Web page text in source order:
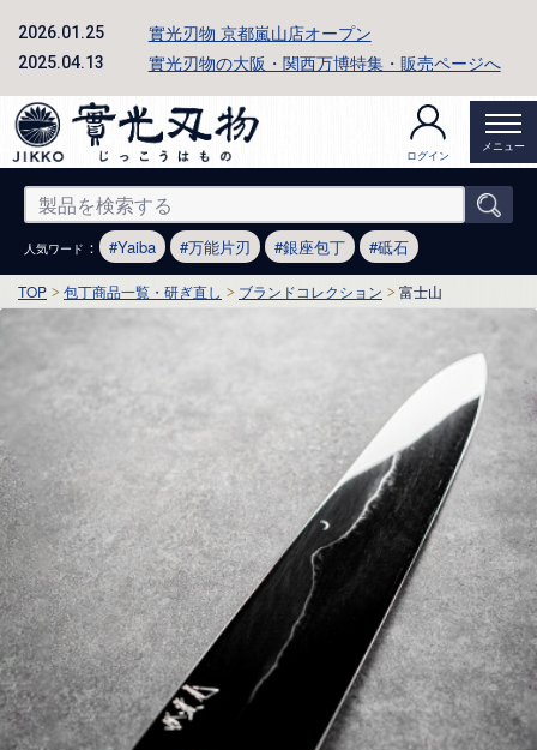
2026.01.25 實光刃物 京都嵐山店オープン
2025.04.13 實光刃物の大阪・関西万博特集・販売ページへ
ログイン
メニュー
人気ワード ： Yaiba 万能片刃 銀座包丁 砥石
TOP 包丁商品一覧・研ぎ直し ブランドコレクション 富士山